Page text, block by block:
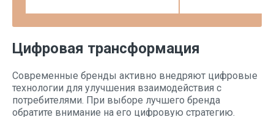
Цифровая трансформация
Современные бренды активно внедряют цифровые
технологии для улучшения взаимодействия с
потребителями. При выборе лучшего бренда
обратите внимание на его цифровую стратегию.